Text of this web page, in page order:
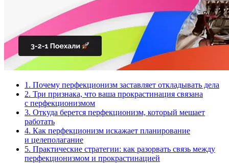
1. Почему перфекционизм заставляет откладывать дела
2. Три признака, что ваша прокрастинация связана
с перфекционизмом
3. Откуда берется перфекционизм, который мешает
работать
4. Как перфекционизм искажает планирование
и целеполагание
5. Практические стратегии: как разорвать связь между
перфекционизмом и прокрастинацией